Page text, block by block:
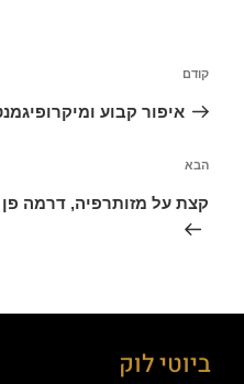
קודם
איפור קבוע
הבא
קצת על מזותרפיה, דרמה פן
ביוטי לוק